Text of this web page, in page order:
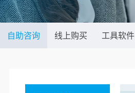
自助咨询 线上购买 工具软件